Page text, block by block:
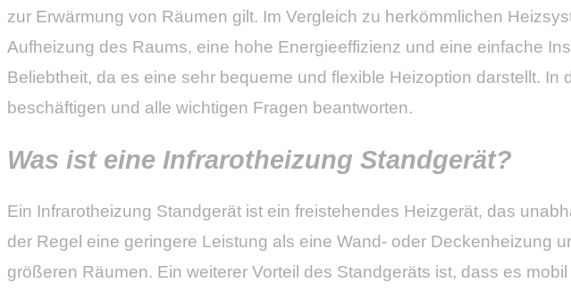
zur Erwärmung von Räumen gilt. Im Vergleich zu herkömmlichen
Aufheizung des Raums, eine hohe Energieeffizienz und eine einfache
Beliebtheit, da es eine sehr bequeme und flexible Heizoption darstellt.
beschäftigen und alle wichtigen Fragen beantworten.
Was ist eine Infrarotheizung Standgerät?
Ein Infrarotheizung Standgerät ist ein freistehendes Heizgerät, das
der Regel eine geringere Leistung als eine Wand- oder Deckenheizung
größeren Räumen. Ein weiterer Vorteil des Standgeräts ist, dass es